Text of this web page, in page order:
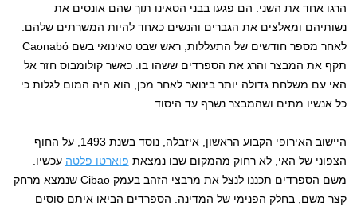
הרגו אחד את השני. הם פגעו בבני הטאינו תוך שהם אונסים את
נשותיהם ומאלצים את הגברים והנשים כאחד להיות המשרתים שלהם.
לאחר מספר חודשים של התעללות, ראש שבט טאינואי בשם Caonabó
תקף את המבצר והרג את הספרדים ששהו בו. כאשר קולומבוס חזר אל
האי עם משלחת גדולה יותר בינואר לאחר מכן, הוא היה המום לגלות כי
כל אנשיו מתים ושהמבצר נשרף עד היסוד.
היישוב האירופי הקבוע הראשון, איזבלה, נוסד בשנת 1493, על החוף
הצפוני של האי, לא רחוק מהמקום שבו נמצאת פוארטו פלטה עכשיו.
משם הספרדים תכננו לנצל את מרבצי הזהב בעמק Cibao שנמצא מרחק
קצר משם, בחלק הפנימי של המדינה. הספרדים הביאו איתם סוסים